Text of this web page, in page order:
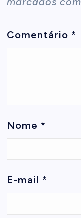
Comentário *
Nome *
E-mail *